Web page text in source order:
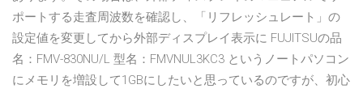
ポートする走査周波数を確認し、「リフレッシュレート」の
設定値を変更してから外部ディスプレイ表示に FUJITSUの品
名：FMV-830NU/L 型名：FMVNUL3KC3 というノートパソコン
にメモリを増設して1GBにしたいと思っているのですが、初心